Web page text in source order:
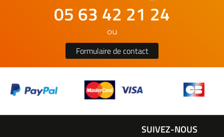
05 63 42 21 24
ou
Formulaire de contact
SUIVEZ-NOUS